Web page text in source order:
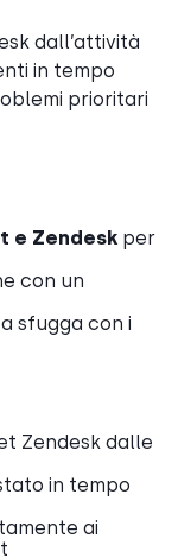
dall’attività
in tempo
prioritari
e Zendesk per
con un
sfugga con i
Zendesk dalle
in tempo
ai